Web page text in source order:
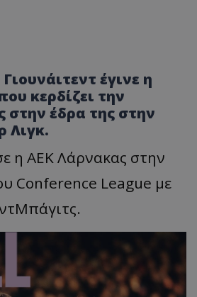
έγινε η
κερδίζει την
στην έδρα της στην
Λιγκ.
η ΑΕΚ Λάρνακας στην
Conference League με